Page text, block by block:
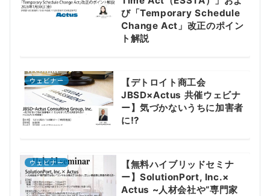
び「Temporary Schedule
Change Act」改正のポイン
ト解説
ウェビナー
【デトロイト商工会
JBSD×Actus 共催ウェビナ
ー】気づかないうちに加害者
に⁉
ウェビナー
【無料ハイブリッドセミナ
ー】SolutionPort, Inc.×
Actus ~人材会社や“専門家